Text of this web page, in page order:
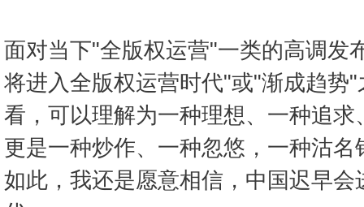
面对当下"全版权运营"一类的高调发
将进入全版权运营时代"或"渐成趋势
看，可以理解为一种理想、一种追
更是一种炒作、一种忽悠，一种沽
如此，我还是愿意相信，中国迟早